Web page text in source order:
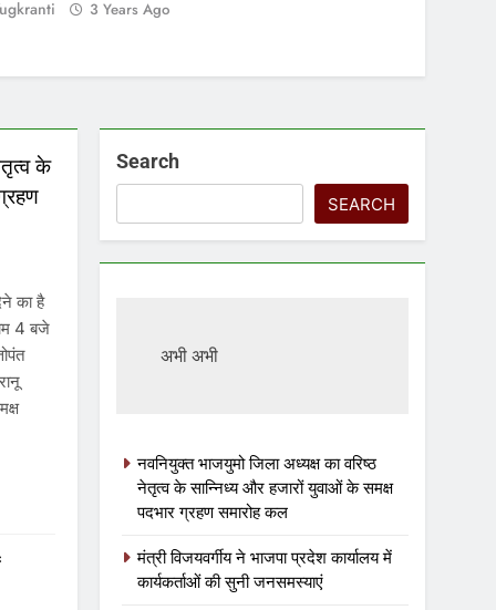
3 Years Ago
के
का है
4 बजे
Search
SEARCH
अभी अभी
नवनियुक्त भाजयुमो जिला अध्यक्ष का वरिष्ठ
नेतृत्व के सान्निध्य और हजारों युवाओं के समक्ष
पदभार ग्रहण समारोह कल
मंत्री विजयवर्गीय ने भाजपा प्रदेश कार्यालय में
कार्यकर्ताओं की सुनी जनसमस्याएं